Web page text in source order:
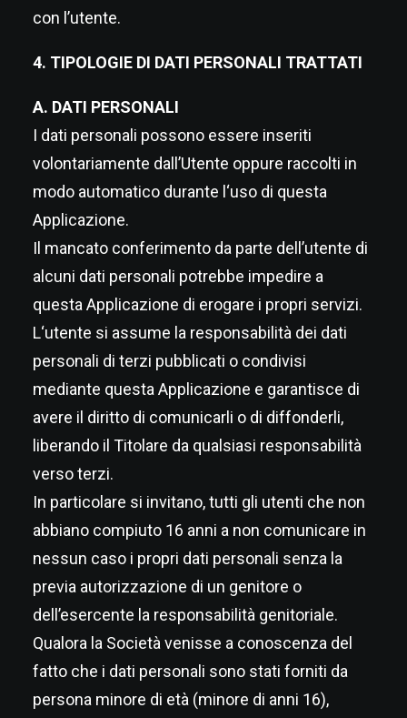
con l’utente.
4. TIPOLOGIE DI DATI PERSONALI TRATTATI
A. DATI PERSONALI
I dati personali possono essere inseriti
volontariamente dall’Utente oppure raccolti in
modo automatico durante l‘uso di questa
Applicazione.
Il mancato conferimento da parte dell’utente di
alcuni dati personali potrebbe impedire a
questa Applicazione di erogare i propri servizi.
L‘utente si assume la responsabilità dei dati
personali di terzi pubblicati o condivisi
mediante questa Applicazione e garantisce di
avere il diritto di comunicarli o di diffonderli,
liberando il Titolare da qualsiasi responsabilità
verso terzi.
In particolare si invitano, tutti gli utenti che non
abbiano compiuto 16 anni a non comunicare in
nessun caso i propri dati personali senza la
previa autorizzazione di un genitore o
dell’esercente la responsabilità genitoriale.
Qualora la Società venisse a conoscenza del
fatto che i dati personali sono stati forniti da
persona minore di età (minore di anni 16),